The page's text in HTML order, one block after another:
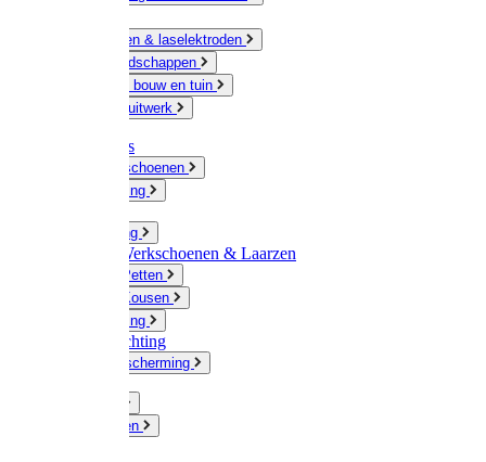
Slijpschijven & laselektroden
Handgereedschappen
IJzerwaren bouw en tuin
Hang en sluitwerk
Disposables
Werkhandschoenen
Regenkleding
Werkkleding
Wandel-/ Werkschoenen & Laarzen
Hoeden / Petten
Sokken / Kousen
Winterkleding
Winkelinrichting
Gelaatsbescherming
Knaagdieren